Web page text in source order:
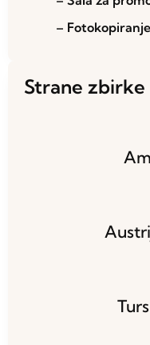
– Fotokopiranje
Strane zbirke